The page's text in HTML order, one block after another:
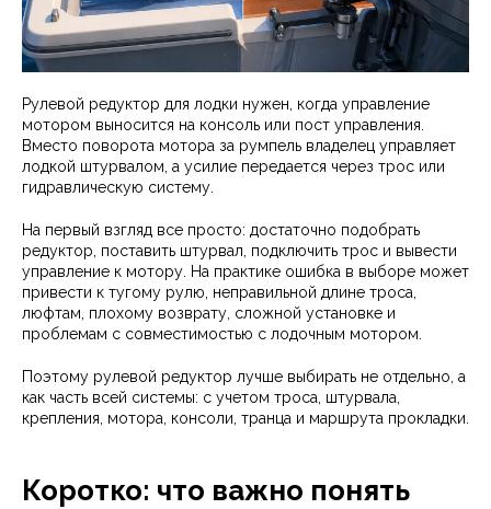
Рулевой редуктор для лодки нужен, когда управление
мотором выносится на консоль или пост управления.
Вместо поворота мотора за румпель владелец управляет
лодкой штурвалом, а усилие передается через трос или
гидравлическую систему.
На первый взгляд все просто: достаточно подобрать
редуктор, поставить штурвал, подключить трос и вывести
управление к мотору. На практике ошибка в выборе может
привести к тугому рулю, неправильной длине троса,
люфтам, плохому возврату, сложной установке и
проблемам с совместимостью с лодочным мотором.
Поэтому рулевой редуктор лучше выбирать не отдельно, а
как часть всей системы: с учетом троса, штурвала,
крепления, мотора, консоли, транца и маршрута прокладки.
Коротко: что важно понять